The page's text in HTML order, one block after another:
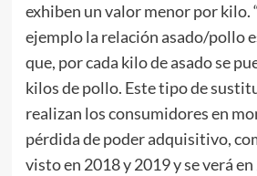
exhiben un valor menor por kilo.
ejemplo la relación asado/pollo
que, por cada kilo de asado se
kilos de pollo. Este tipo de
realizan los consumidores en
pérdida de poder adquisitivo,
visto en 2018 y 2019 y se verá